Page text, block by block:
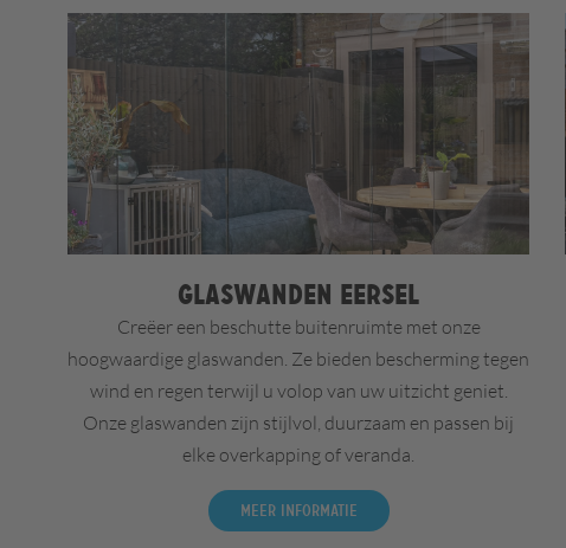
Glaswanden Eersel
Creëer een beschutte buitenruimte met onze
hoogwaardige glaswanden. Ze bieden bescherming tegen
wind en regen terwijl u volop van uw uitzicht geniet.
Onze glaswanden zijn stijlvol, duurzaam en passen bij
elke overkapping of veranda.
Meer informatie